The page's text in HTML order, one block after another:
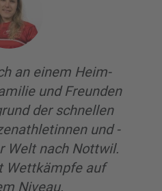
an einem Heim-
und Freunden
der schnellen
und -
Welt nach Nottwil.
Wettkämpfe auf
Niveau.